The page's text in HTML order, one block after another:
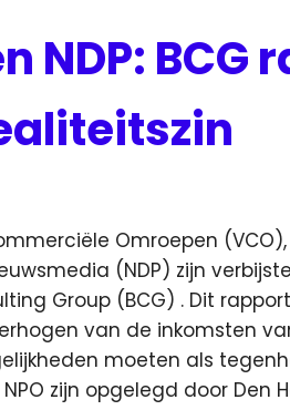
NDP:
Omroepen
(NDP) zijn
Group (BCG) . Dit
van de inkomsten
moeten als
zijn opgelegd door Den